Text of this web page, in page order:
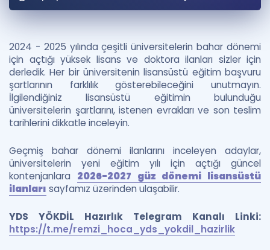
Puan Hesaplama
ÖSYM Sınav Takvimi
Kampanyalar
Blog
İngilizce Gramer
2024 - 2025 yılında çeşitli üniversitelerin bahar dönemi
için açtığı yüksek lisans ve doktora ilanları sizler için
derledik. Her bir üniversitenin lisansüstü eğitim başvuru
şartlarının farklılık gösterebileceğini unutmayın.
İlgilendiğiniz lisansüstü eğitimin bulunduğu
üniversitelerin şartlarını, istenen evrakları ve son teslim
tarihlerini dikkatle inceleyin.
Geçmiş bahar dönemi ilanlarını inceleyen adaylar,
üniversitelerin yeni eğitim yılı için açtığı güncel
kontenjanlara 2026-2027 güz dönemi lisansüstü
ilanları sayfamız üzerinden ulaşabilir.
YDS YÖKDİL Hazırlık Telegram Kanalı Linki:
https://t.me/remzi_hoca_yds_yokdil_hazirlik